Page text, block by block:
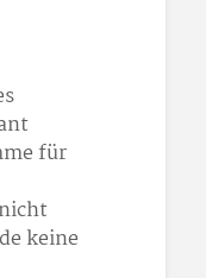
für
keine